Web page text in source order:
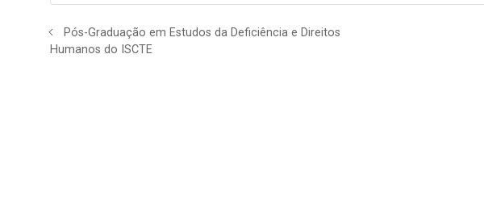
Pós-Graduação em Estudos da Deficiência e Direitos
Humanos do ISCTE